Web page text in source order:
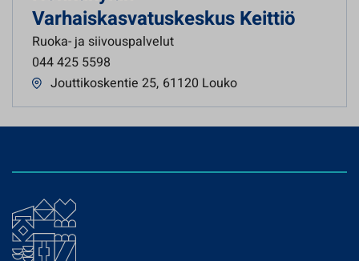
Varhaiskasvatuskeskus Keittiö
Ruoka- ja siivouspalvelut
044 425 5598
Jouttikoskentie 25, 61120 Louko